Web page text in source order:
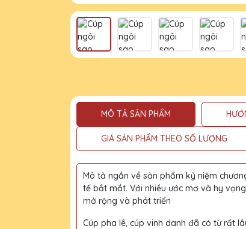
MÔ TẢ SẢN PHẨM
GIÁ SẢN PHẨM THEO SỐ LƯỢNG
Mô tả ngắn về sản phẩm kỷ niệm
tế bắt mắt. Với nhiều ước mơ và hy
mở rộng và phát triển
Cúp pha lê, cúp vinh danh đã có từ rất